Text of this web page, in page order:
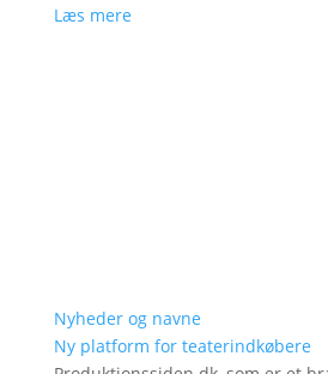
Læs mere
Nyheder og navne
Ny platform for teaterindkøbere